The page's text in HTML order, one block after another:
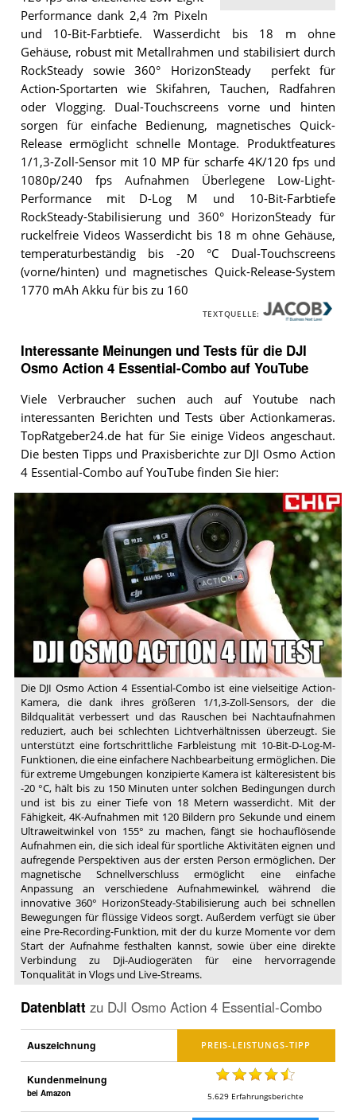
Performance dank 2,4 ?m Pixeln
und 10-Bit-Farbtiefe. Wasserdicht bis 18 m ohne
Gehäuse, robust mit Metallrahmen und stabilisiert durch
RockSteady sowie 360° HorizonSteady  perfekt für
Action-Sportarten wie Skifahren, Tauchen, Radfahren
oder Vlogging. Dual-Touchscreens vorne und hinten
sorgen für einfache Bedienung, magnetisches Quick-
Release ermöglicht schnelle Montage. Produktfeatures
1/1,3-Zoll-Sensor mit 10 MP für scharfe 4K/120 fps und
1080p/240 fps Aufnahmen Überlegene Low-Light-
Performance mit D-Log M und 10-Bit-Farbtiefe
RockSteady-Stabilisierung und 360° HorizonSteady für
ruckelfreie Videos Wasserdicht bis 18 m ohne Gehäuse,
temperaturbeständig bis -20 °C Dual-Touchscreens
(vorne/hinten) und magnetisches Quick-Release-System
1770 mAh Akku für bis zu 160
TEXTQUELLE:
Interessante Meinungen und Tests für die DJI
Osmo Action 4 Essential-Combo auf YouTube
Viele Verbraucher suchen auch auf Youtube nach
interessanten Berichten und Tests über Actionkameras.
TopRatgeber24.de hat für Sie einige Videos angeschaut.
Die besten Tipps und Praxisberichte zur DJI Osmo Action
4 Essential-Combo auf YouTube finden Sie hier:
Video:
Osmo
Action
4
Test-
CHIP
Die DJI Osmo Action 4 Essential-Combo ist eine vielseitige Action-
Kamera, die dank ihres größeren 1/1,3-Zoll-Sensors, der die
Bildqualität verbessert und das Rauschen bei Nachtaufnahmen
reduziert, auch bei schlechten Lichtverhältnissen überzeugt. Sie
unterstützt eine fortschrittliche Farbleistung mit 10-Bit-D-Log-M-
Funktionen, die eine einfachere Nachbearbeitung ermöglichen. Die
für extreme Umgebungen konzipierte Kamera ist kälteresistent bis
-20 °C, hält bis zu 150 Minuten unter solchen Bedingungen durch
und ist bis zu einer Tiefe von 18 Metern wasserdicht. Mit der
Fähigkeit, 4K-Aufnahmen mit 120 Bildern pro Sekunde und einem
Ultraweitwinkel von 155° zu machen, fängt sie hochauflösende
Aufnahmen ein, die sich ideal für sportliche Aktivitäten eignen und
aufregende Perspektiven aus der ersten Person ermöglichen. Der
magnetische Schnellverschluss ermöglicht eine einfache
Anpassung an verschiedene Aufnahmewinkel, während die
innovative 360° HorizonSteady-Stabilisierung auch bei schnellen
Bewegungen für flüssige Videos sorgt. Außerdem verfügt sie über
eine Pre-Recording-Funktion, mit der du kurze Momente vor dem
Start der Aufnahme festhalten kannst, sowie über eine direkte
Verbindung zu Dji-Audiogeräten für eine hervorragende
Tonqualität in Vlogs und Live-Streams.
Datenblatt zu DJI Osmo Action 4 Essential-Combo
Auszeichnung
Kundenmeinung
bei Amazon 5.629 Erfahrungsberichte